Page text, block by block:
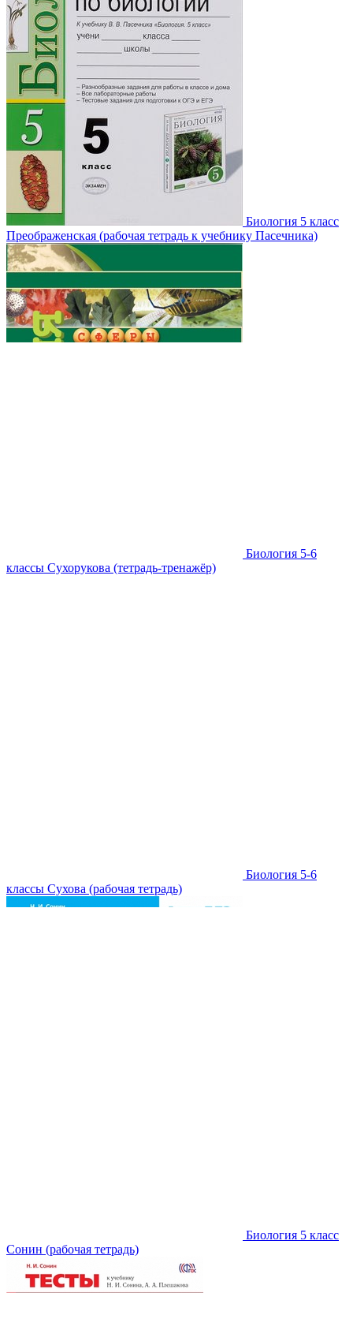
Биология 5 класс
Преображенская (рабочая тетрадь к учебнику Пасечника)
Биология 5-6
классы Сухорукова (тетрадь-тренажёр)
Биология 5-6
классы Сухова (рабочая тетрадь)
Биология 5 класс
Сонин (рабочая тетрадь)